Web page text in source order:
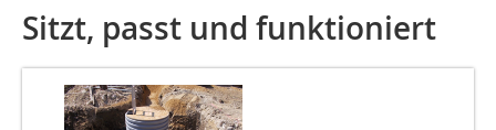
Sitzt, passt und funktioniert